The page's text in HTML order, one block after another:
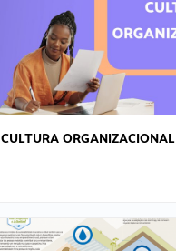
CULTURA ORGANIZACIONAL